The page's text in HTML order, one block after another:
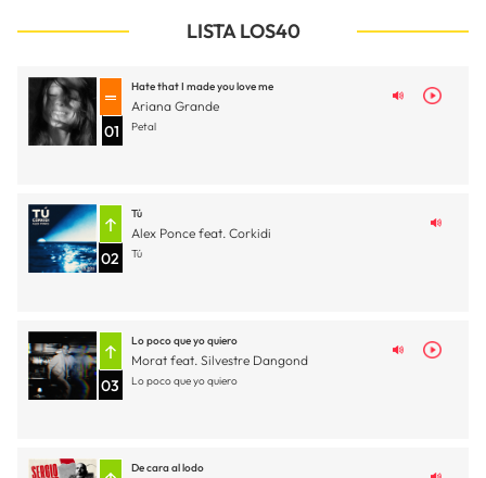
LISTA LOS40
01
Hate that I made you love me
Ariana Grande
Petal
02
Tú
Alex Ponce feat. Corkidi
Tú
03
Lo poco que yo quiero
Morat feat. Silvestre Dangond
Lo poco que yo quiero
De cara al lodo